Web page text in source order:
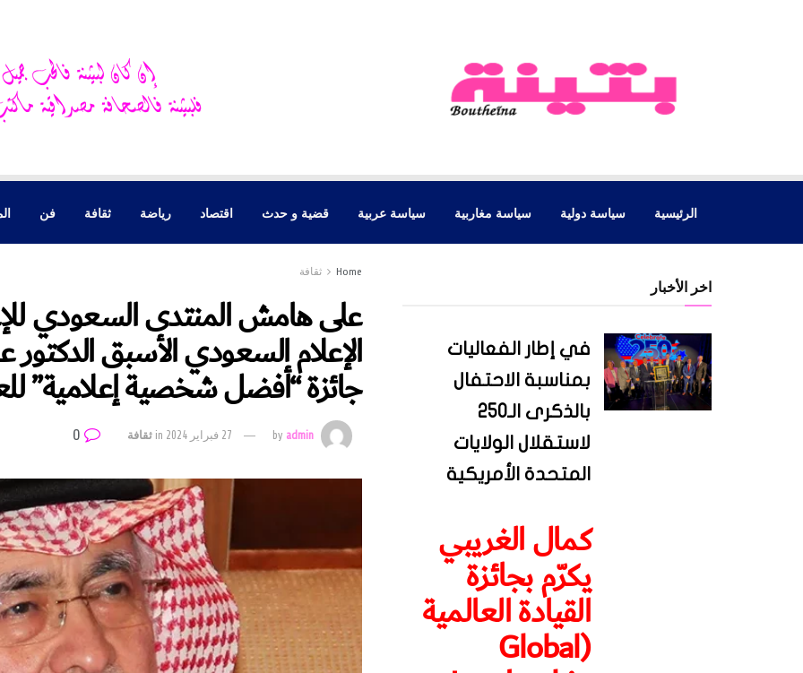
الرئيسية سياسة دولية سياسة مغاربية سياسة عربية قضية و حدث اقتصاد رياضة ثقافة فن
Home ثقافة
على هامش المنتدى السعودي
الإعلام السعودي الأسبق
جائزة “أفضل شخصية إعلامية” للعام
byadmin 27 فبراير 2024 inثقافة
اخر الأخبار
في إطار الفعاليات
بمناسبة الاحتفال
بالذكرى الـ250
لاستقلال الولايات
المتحدة الأمريكية
كمال الغريبي
يكرّم بجائزة
القيادة العالمية
(Global